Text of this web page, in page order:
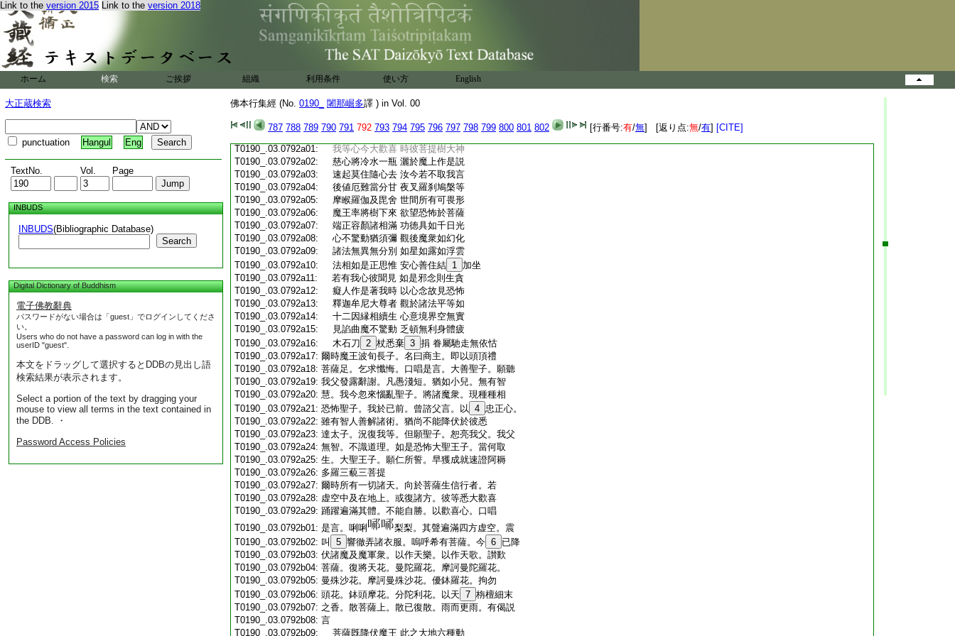
Link to the version 2015 Link to the version 2018
ホーム 検索 ご挨拶 組織 利用条件 使い方 English
大正蔵検索
punctuation Hangul Eng
TextNo. Vol. Page
INBUDS
INBUDS(Bibliographic Database)
Search
Digital Dictionary of Buddhism
電子佛教辭典
パスワードがない場合は「guest」でログインしてくださ
い。
Users who do not have a password can log in with the
userID "guest".
本文をドラッグして選択するとDDBの見出し語
検索結果が表示されます。
Select a portion of the text by dragging your
mouse to view all terms in the text contained in
the DDB. ・
Password Access Policies
佛本行集經 (No. 0190_ 闍那崛多譯 ) in Vol. 00
787 788 789 790 791 792 793 794 795 796 797 798 799 800 801 802 [行番号:有/無] [返り点:無/有] [CITE]
T0190_.03.0791c19:魔覩倒地悶不 18 穌 或有空音唱縛撮
T0190_.03.0791c20: 雖降面失於光色 自知不及菩薩威
T0190_.03.0791c21:
19 椎胸大哭唱叫聲 身體疲乏無歸處
T0190_.03.0791c22:
東西南北縱横走 心迷悶絶無有情
象馬車兵力悉摧 鳩槃毘舍遮羅刹
T0190_.03.0791c24:自然驚怖悉星散 退走求道各迴遑
T0190_.03.0791c25:如鳥在澤被火飛 父母兄弟姊妹女
T0190_.03.0791c26:
兩兩相求不知道 各問汝今何處停
T0190_.03.0791c27:設得相見迭相嫌 倶云厄至恐失命
T0190_.03.0791c28: 彼諸魔衆無億數 忽然消滅似散雲
T0190_.03.0792a01:
我等心今大歡喜 時彼菩提樹大神
T0190_.03.0792a02:
慈心將冷水一瓶 灑於魔上作是説
T0190_.03.0792a03:
速起莫住隨心去 汝今若不取我言
T0190_.03.0792a04:
後値厄難當分甘 夜叉羅刹鳩槃等
T0190_.03.0792a05:
摩睺羅伽及毘舍 世間所有可畏形
T0190_.03.0792a06:
魔王率將樹下來 欲望恐怖於菩薩
T0190_.03.0792a07:
端正容顏諸相滿 功徳具如千日光
T0190_.03.0792a08:
心不驚動猶須彌 觀後魔衆如幻化
T0190_.03.0792a09:
諸法無異無分別 如星如露如浮雲
T0190_.03.0792a10:
法相如是正思惟 安心善住結 1 加坐
T0190_.03.0792a11:
若有我心彼聞見 如是邪念則生貪
T0190_.03.0792a12:
癡人作是著我時 以心念故見恐怖
T0190_.03.0792a13:
釋迦牟尼大尊者 觀於諸法平等如
T0190_.03.0792a14:
十二因縁相續生 心意境界空無實
T0190_.03.0792a15:
見諂曲魔不驚動 乏頓無利身體疲
T0190_.03.0792a16:
木石刀 2 杖悉棄 3 捐 眷屬馳走無依怙
T0190_.03.0792a17: 爾時魔王波旬長子。名曰商主。即以頭頂禮
T0190_.03.0792a18: 菩薩足。乞求懺悔。口唱是言。大善聖子。願聽
T0190_.03.0792a19: 我父發露辭謝。凡愚淺短。猶如小兒。無有智
T0190_.03.0792a20: 慧。我今忽來惱亂聖子。將諸魔衆。現種種相
T0190_.03.0792a21: 恐怖聖子。我於已前。曾諮父言。以 4 忠正心。
T0190_.03.0792a22: 雖有智人善解諸術。猶尚不能降伏於彼悉
T0190_.03.0792a23: 達太子。況復我等。但願聖子。恕亮我父。我父
T0190_.03.0792a24: 無智。不識道理。如是恐怖大聖王子。當何取
T0190_.03.0792a25: 生。大聖王子。願仁所誓。早獲成就速證阿耨
T0190_.03.0792a26: 多羅三藐三菩提
T0190_.03.0792a27: 爾時所有一切諸天。向於菩薩生信行者。若
T0190_.03.0792a28: 虚空中及在地上。或復諸方。彼等悉大歡喜
T0190_.03.0792a29: 踊躍遍滿其體。不能自勝。以歡喜心。口唱
T0190_.03.0792b01: 是言。唎唎
梨梨。其聲遍滿四方虚空。震
T0190_.03.0792b02: 叫 5 響徹弄諸衣服。嗚呼希有菩薩。今 6 已降
T0190_.03.0792b03: 伏諸魔及魔軍衆。以作天樂。以作天歌。讃歎
T0190_.03.0792b04: 菩薩。復將天花。曼陀羅花。摩訶曼陀羅花。
T0190_.03.0792b05: 曼殊沙花。摩訶曼殊沙花。優鉢羅花。拘勿
T0190_.03.0792b06: 頭花。鉢頭摩花。分陀利花。以天 7 栴檀細末
T0190_.03.0792b07: 之香。散菩薩上。散已復散。雨而更雨。有偈説
T0190_.03.0792b08: 言
T0190_.03.0792b09:
菩薩既降伏魔王 此之大地六種動